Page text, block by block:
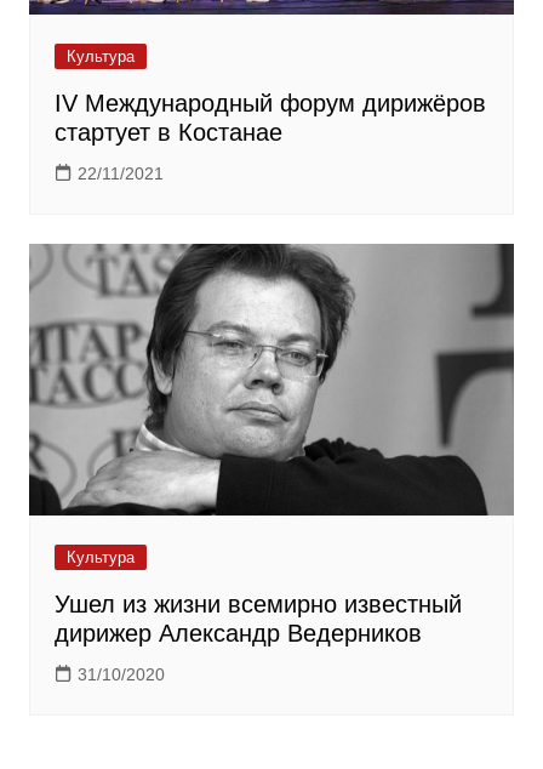
Культура
IV Международный форум дирижёров
стартует в Костанае
22/11/2021
Культура
Ушел из жизни всемирно известный
дирижер Александр Ведерников
31/10/2020